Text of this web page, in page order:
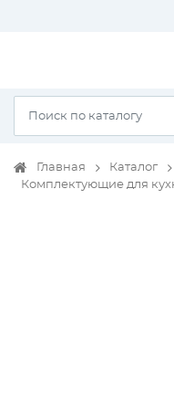
Главная Каталог
Комплектующие для